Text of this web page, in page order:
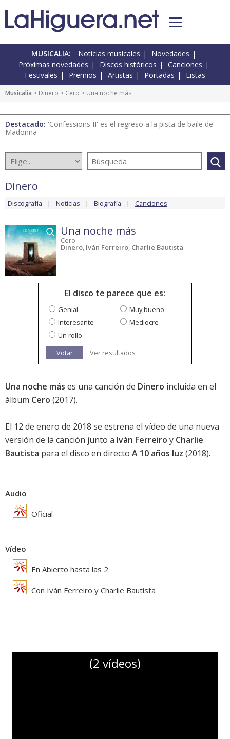
MUSICALIA: Noticias musicales
Novedades
Próximas novedades
Discos históricos
Canciones
Festivales
Premios Artistas Portadas Listas
Musicalia > Dinero > Cero > Una noche más
Destacado: 'Confessions II' es el regreso a la pista de baile de
Madonna
Dinero
Discografía Noticias Biografía Canciones
Una noche más
Cero
Dinero, Iván Ferreiro, Charlie Bautista
El disco te parece que es:
Genial
Muy bueno
Interesante
Mediocre
Un rollo
Votar
Ver resultados
Una noche más es una canción de Dinero incluida en el
álbum Cero (2017).
El 12 de enero de 2018 se estrena el vídeo de una nueva
versión de la canción junto a Iván Ferreiro y Charlie
Bautista para el disco en directo A 10 años luz (2018).
Audio
Oficial
Vídeo
En Abierto hasta las 2
Con Iván Ferreiro y Charlie Bautista
(2 vídeos)